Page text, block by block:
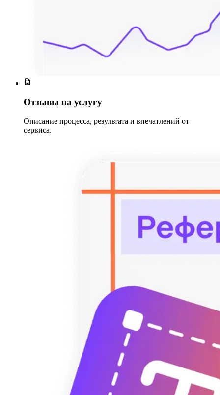
Отзывы на услугу
Описание процесса, результата и впечатлений от
сервиса.